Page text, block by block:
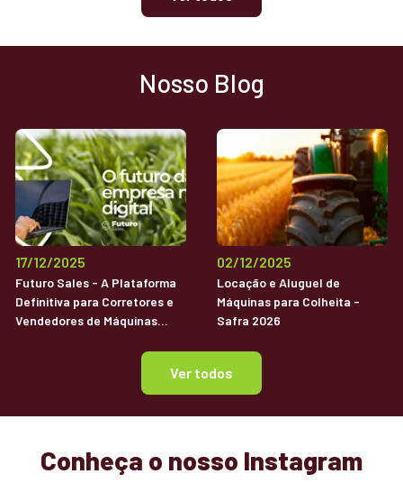
Nosso Blog
17/12/2025
Futuro Sales - A Plataforma
Definitiva para Corretores e
Vendedores de Máquinas
02/12/2025
Locação e Aluguel de
Máquinas para Colheita -
Safra 2026
Ver todos
Conheça o nosso Instagram